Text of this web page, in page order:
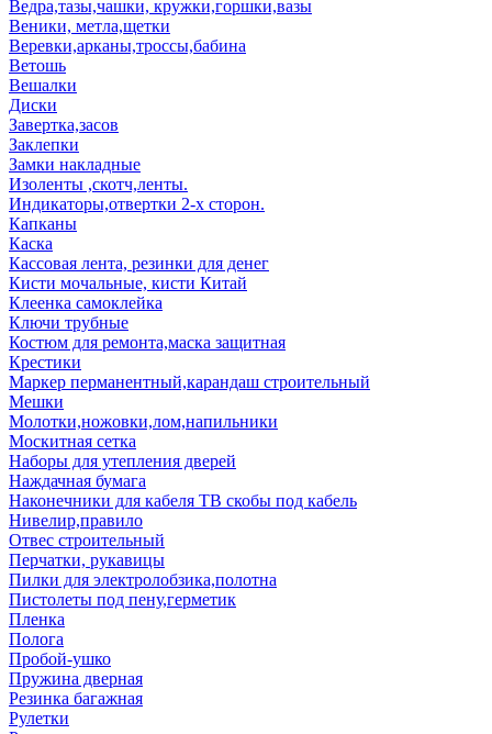
Ведра,тазы,чашки, кружки,горшки,вазы
Веники, метла,щетки
Веревки,арканы,троссы,бабина
Ветошь
Вешалки
Диски
Завертка,засов
Заклепки
Замки накладные
Изоленты ,скотч,ленты.
Индикаторы,отвертки 2-х сторон.
Капканы
Каска
Кассовая лента, резинки для денег
Кисти мочальные, кисти Китай
Клеенка самоклейка
Ключи трубные
Костюм для ремонта,маска защитная
Крестики
Маркер перманентный,карандаш строительный
Мешки
Молотки,ножовки,лом,напильники
Москитная сетка
Наборы для утепления дверей
Наждачная бумага
Наконечники для кабеля ТВ скобы под кабель
Нивелир,правило
Отвес строительный
Перчатки, рукавицы
Пилки для электролобзика,полотна
Пистолеты под пену,герметик
Пленка
Полога
Пробой-ушко
Пружина дверная
Резинка багажная
Рулетки